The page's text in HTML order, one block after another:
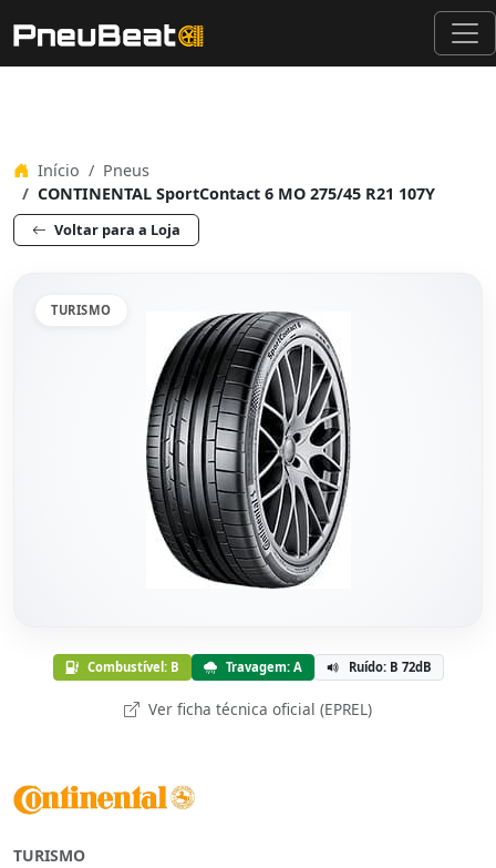
Início
Pneus
CONTINENTAL SportContact 6 MO 275/45 R21 107Y
Voltar para a Loja
TURISMO
Combustível: B Travagem: A Ruído: B 72dB
Ver ficha técnica oficial (EPREL)
TURISMO